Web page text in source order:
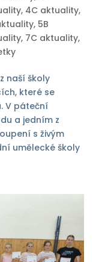
, 4C aktuality,
, 5B
, 7C aktuality,
naší školy
které se
V páteční
a jedním z
s živým
umělecké školy